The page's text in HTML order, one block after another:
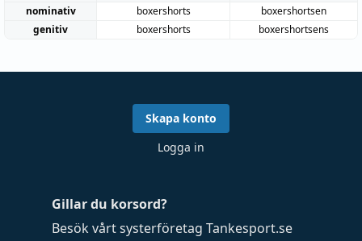
nominativ
boxershorts
boxershortsen
genitiv
boxershorts boxershortsens
Gillar du korsord?
Besök vårt systerföretag Tankesport.se
Skapa konto
Logga in